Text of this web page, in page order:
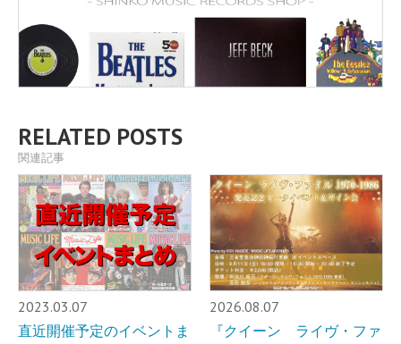
RELATED POSTS
関連記事
2023.03.07
直近開催予定のイベントま
2026.08.07
『クイーン ライヴ・ファ